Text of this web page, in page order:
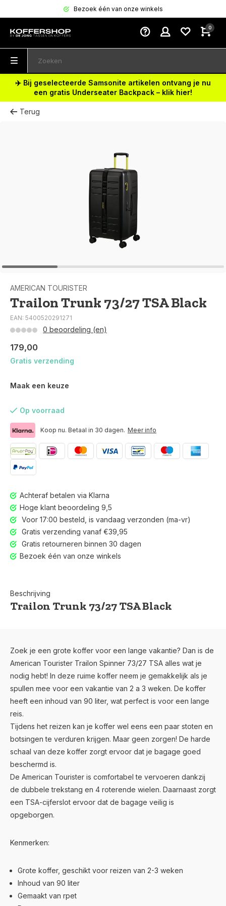
Bezoek één van onze winkels
Voor 17:00 besteld, is vandaag verzonden (ma-vr)
0
✈️ Bij geselecteerde Samsonite artikelen ontvang je nu
een gratis Underseater Backpack – klik hier!
Terug
AMERICAN TOURISTER
Trailon Trunk 73/27 TSA Black
EAN: 5400520291271
0 beoordeling (en)
179,00
Gratis verzending
Maak een keuze
Op voorraad
Koop nu. Betaal in 30 dagen. Meer info
Achteraf betalen via Klarna
Hoge klant beoordeling 9,5
Voor 17:00 besteld, is vandaag verzonden (ma-vr)
Gratis verzending vanaf €39,95
Gratis retourneren binnen 30 dagen
Bezoek één van onze winkels
Beschrijving
Trailon Trunk 73/27 TSA Black
Zoek je een grote koffer voor een lange vakantie? Dan is de
American Tourister Trailon Spinner 73/27 TSA alles wat je
nodig hebt! In deze ruime koffer neem je gemakkelijk als je
spullen mee voor een vakantie van 2 a 3 weken. De koffer
heeft een inhoud van 90 liter, wat perfect is voor een lange
reis.
Tijdens het reizen kan je koffer wel eens een paar stoten en
botsingen te verduren krijgen. Maar geen zorgen! De harde
schaal van deze koffer zorgt ervoor dat je bagage goed
beschermd is.
De American Tourister is comfortabel te vervoeren dankzij
de dubbele trekstang en 4 roterende wielen. Daarnaast zorgt
een TSA-cijferslot ervoor dat de bagage veilig is
opgeborgen.
Kenmerken:
Grote koffer, geschikt voor reizen van 2-3 weken
Inhoud van 90 liter
Gemaakt van rpet